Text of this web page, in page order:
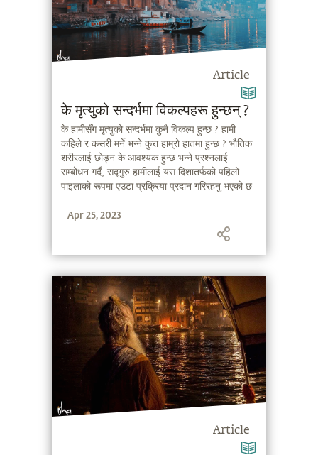
Article
के मृत्युको सन्दर्भमा विकल्पहरू हुन्छन् ?
के हामीसँग मृत्युको सन्दर्भमा कुनै विकल्प हुन्छ ? हामी
कहिले र कसरी मर्ने भन्ने कुरा हाम्रो हातमा हुन्छ ? भौतिक
शरीरलाई छोड्न के आवश्यक हुन्छ भन्ने प्रश्नलाई
सम्बोधन गर्दै, सद्गुरु हामीलाई यस दिशातर्फको पहिलो
पाइलाको रूपमा एउटा प्रक्रिया प्रदान गरिरहनु भएको छ
Apr 25, 2023
Article